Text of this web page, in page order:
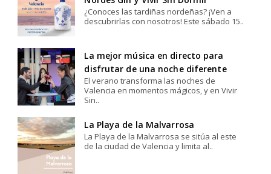
¿Conoces las tardiñas nordeñas? ¡Ven a
descubrirlas con nosotros! Este sábado 15..
La mejor música en directo para
disfrutar de una noche diferente
El verano transforma las noches de
Valencia en momentos mágicos, y en Vivir
Sin..
La Playa de la Malvarrosa
La Playa de la Malvarrosa se sitúa al este
de la ciudad de Valencia y limita al..